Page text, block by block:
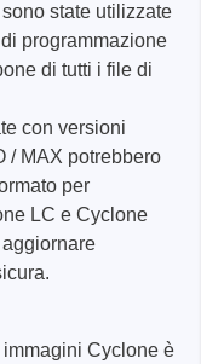
state utilizzate
programmazione
di tutti i file di
con versioni
/ MAX potrebbero
per
LC e Cyclone
Cyclone è